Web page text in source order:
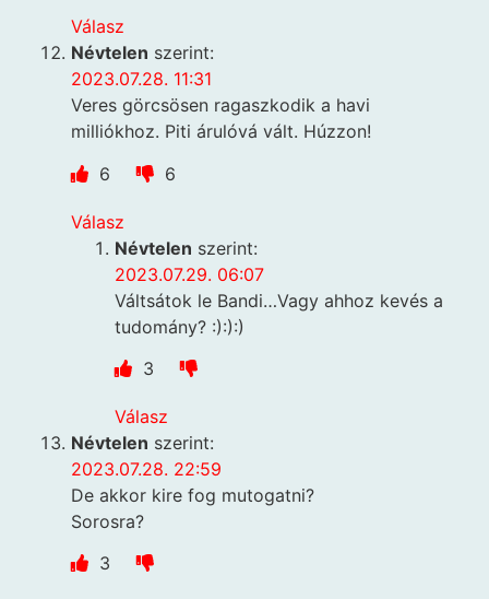
Válasz
Névtelen szerint:
2023.07.28. 11:31
Veres görcsösen ragaszkodik a havi
milliókhoz. Piti árulóvá vált. Húzzon!
6
6
Válasz
Névtelen szerint:
2023.07.29. 06:07
Váltsátok le Bandi…Vagy ahhoz kevés a
tudomány? :):):)
3
Válasz
Névtelen szerint:
2023.07.28. 22:59
De akkor kire fog mutogatni?
Sorosra?
3